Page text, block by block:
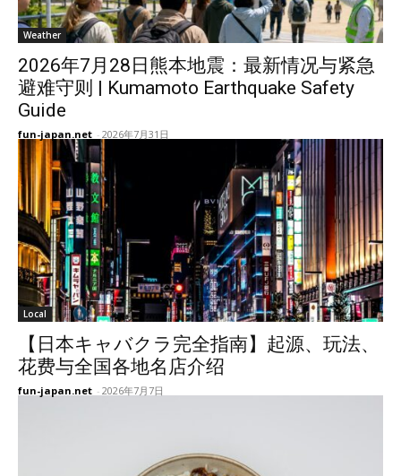
Weather
2026年7月28日熊本地震：最新情况与紧急
避难守则 | Kumamoto Earthquake Safety
Guide
fun-japan.net - 2026年7月31日
Local
【日本キャバクラ完全指南】起源、玩法、
花费与全国各地名店介绍
fun-japan.net - 2026年7月7日